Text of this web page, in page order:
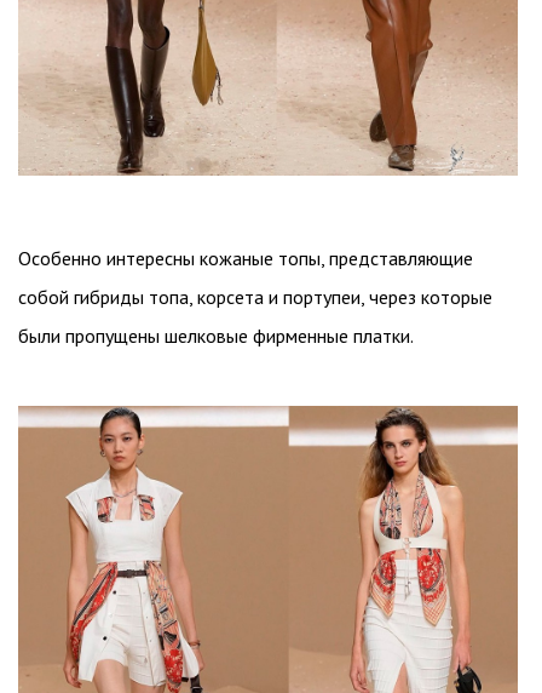
Особенно интересны кожаные топы, представляющие
собой гибриды топа, корсета и портупеи, через которые
были пропущены шелковые фирменные платки.